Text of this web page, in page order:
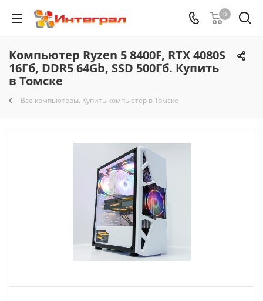
0
Компьютер Ryzen 5 8400F, RTX 4080S
16Гб, DDR5 64Gb, SSD 500Гб. Купить
в Томске
Все компьютеры. Купить компьютер в Томске